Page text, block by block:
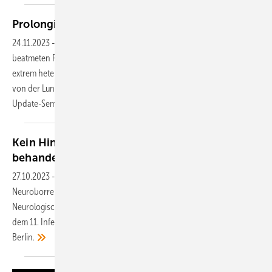
Prolongiertes Weaning in
24.11.2023 -
beatmeten Patienten vom Respirator) betrifft in Deutschland eine
extrem heterogene Gruppe von Patienten, erklärte Wolfram Windisch
von der Lungenklinik Köln-Merheim auf dem 15. Intensivmedizin-
Update-Seminar am 16. und 17. September 2023 in
Kein Hinweis auf Langzeitfolgen nach
behandelter
27.10.2023 -
Neuroborreliose diskutiert, berichtete Matthias Klein von der
Neurologischen Klinik und Poliklinik am LMU Klinikum Großhadern auf
dem 11. Infektiologie-Update-Seminar am 12. und 13. Mai 2023 in
Berlin.